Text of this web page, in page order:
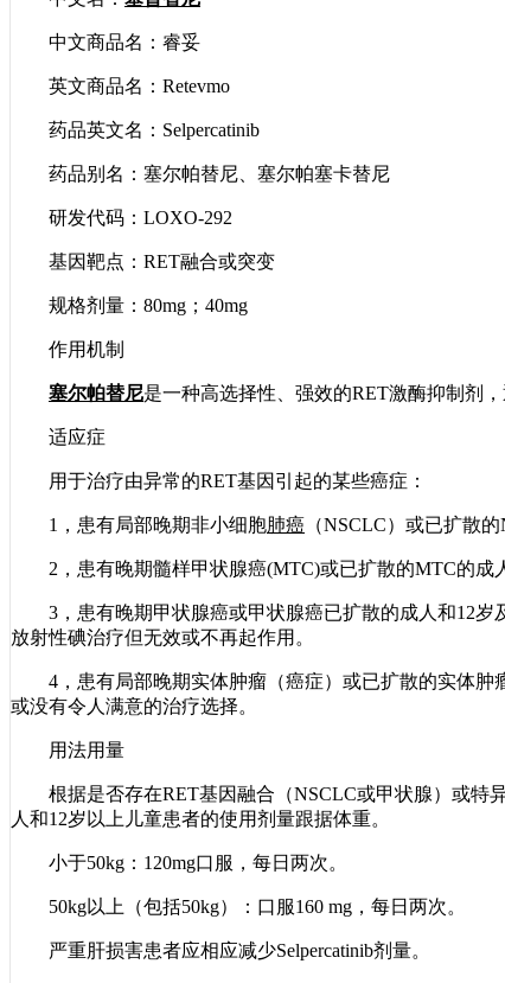
中文商品名：睿妥
英文商品名：Retevmo
药品英文名：Selpercatinib
药品别名：塞尔帕替尼、塞尔帕塞卡替尼
研发代码：LOXO-292
基因靶点：RET融合或突变
规格剂量：80mg；40mg
作用机制
塞尔帕替尼是一种高选择性、强效的RET激酶抑制剂
适应症
用于治疗由异常的RET基因引起的某些癌症：
1，患有局部晚期非小细胞肺癌 （NSCLC）或已扩散
2，患有晚期髓样甲状腺癌(MTC)或已扩散的MTC的成
3，患有晚期甲状腺癌或甲状腺癌已扩散的成人和12岁
放射性碘治疗但无效或不再起作用。
4，患有局部晚期实体肿瘤（癌症）或已扩散的实体肿
或没有令人满意的治疗选择。
用法用量
根据是否存在RET基因融合（NSCLC或甲状腺）或特
人和12岁以上儿童患者的使用剂量跟据体重。
小于50kg：120mg口服，每日两次。
50kg以上（包括50kg）：口服160 mg，每日两次。
严重肝损害患者应相应减少Selpercatinib剂量。